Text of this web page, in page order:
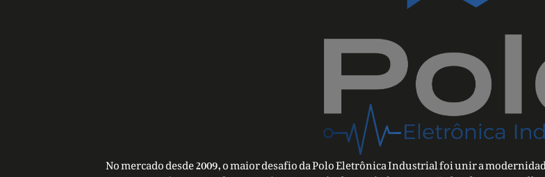
No mercado desde 2009, o maior desafio da Polo Eletrônica Industrial foi unir a